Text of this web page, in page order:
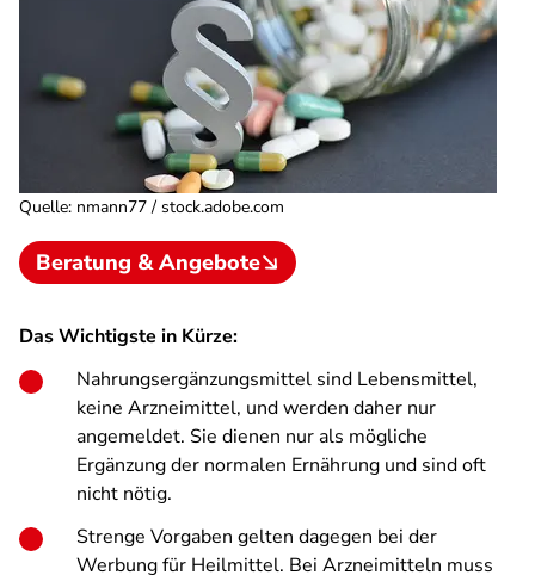
Quelle: nmann77 / stock.adobe.com
Beratung & Angebote
Das Wichtigste in Kürze:
Nahrungsergänzungsmittel sind Lebensmittel,
keine Arzneimittel, und werden daher nur
angemeldet. Sie dienen nur als mögliche
Ergänzung der normalen Ernährung und sind oft
nicht nötig.
Strenge Vorgaben gelten dagegen bei der
Werbung für Heilmittel. Bei Arzneimitteln muss